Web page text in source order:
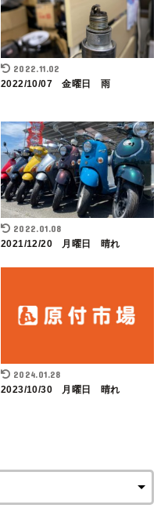
2022.11.02
2022/10/07 金曜日 雨
2022.01.08
2021/12/20 月曜日 晴れ
2024.01.28
2023/10/30 月曜日 晴れ